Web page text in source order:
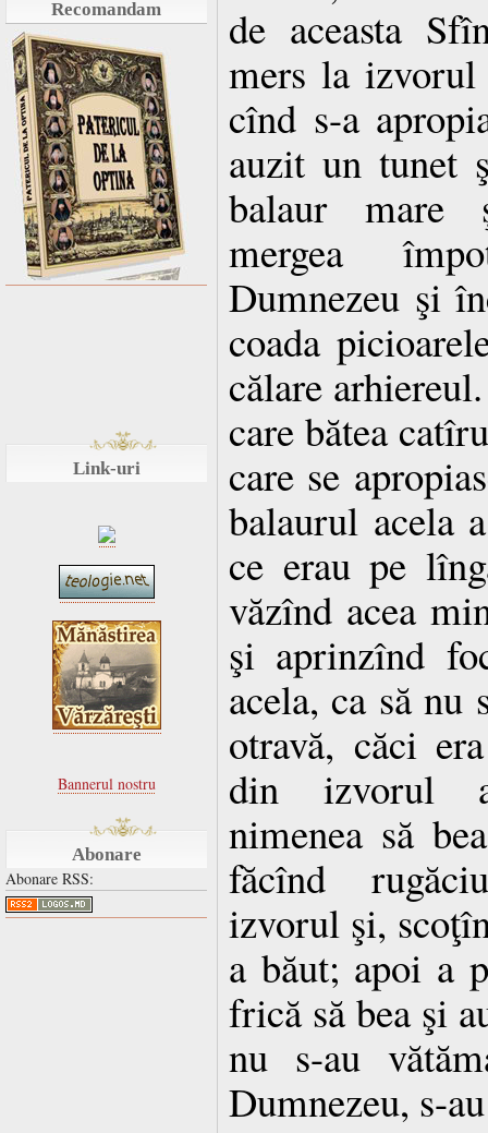
Recomandam
Link-uri
Bannerul nostru
Abonare
Abonare RSS:
de aceasta
mers la
cînd s-a
auzit un tunet
balaur mare
mergea
Dumnezeu şi
coada
călare
care bătea
care se
balaurul acela
ce erau pe
văzînd acea
şi aprinzînd
acela, ca să nu
otravă, căci
din izvorul
nimenea să
făcînd
izvorul şi,
a băut; apoi a
frică să bea şi
nu s-au
Dumnezeu, s-